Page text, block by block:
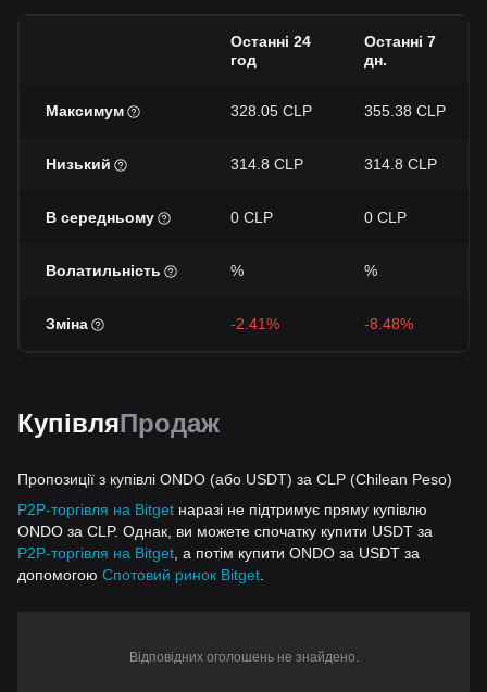
Останні 24
год
Останні 7
дн.
Максимум 328.05 CLP 355.38 CLP
Низький 314.8 CLP 314.8 CLP
В середньому 0 CLP 0 CLP
Волатильність % %
Зміна -2.41% -8.48%
КупівляПродаж
Пропозиції з купівлі ONDO (або USDT) за CLP (Chilean Peso)
P2P-торгівля на Bitget наразі не підтримує пряму купівлю
ONDO за CLP. Однак, ви можете спочатку купити USDT за
P2P-торгівля на Bitget , а потім купити ONDO за USDT за
допомогою Спотовий ринок Bitget
Відповідних оголошень не знайдено.